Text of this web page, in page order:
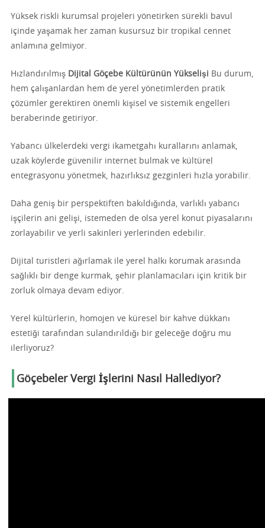
Yüksek riskli kurumsal projeleri yönetirken sürekli bavul
içinde yaşamak her zaman kusursuz bir tropikal cennet
anlamına gelmiyor.
Hızlandırılmış Dijital Göçebe Kültürünün Yükselişi Bu durum,
hem çalışanlardan hem de yerel yönetimlerden pratik
çözümler gerektiren önemli kişisel ve sistemik engelleri
beraberinde getiriyor.
Yabancı ülkelerdeki vergi ikametgahı kurallarını anlamak,
uzak köylerde güvenilir internet bulmak ve kültürel
entegrasyonu yönetmek, hazırlıksız gezginleri hızla yorabilir.
Daha geniş bir perspektiften bakıldığında, varlıklı yabancı
işçilerin ani gelişi, istemeden de olsa yerel konut piyasalarını
zorlayabilir ve yerli sakinleri yerlerinden edebilir.
Dijital turistleri ağırlamak ile yerel halkı korumak arasında
sağlıklı bir denge kurmak, şehir planlamacıları için kritik bir
zorluk olmaya devam ediyor.
Yerel kültürlerin, homojen ve küresel bir kahve dükkanı
estetiği tarafından sulandırıldığı bir geleceğe doğru mu
ilerliyoruz?
Göçebeler Vergi İşlerini Nasıl Hallediyor?